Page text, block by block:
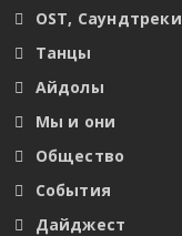
OST, Саундтреки
Танцы
Айдолы
Мы и они
Общество
События
Дайджест